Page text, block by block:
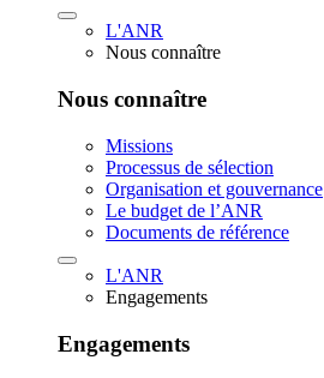
L'ANR
Nous connaître
Nous connaître
Missions
Processus de sélection
Organisation et gouvernance
Le budget de l’ANR
Documents de référence
L'ANR
Engagements
Engagements